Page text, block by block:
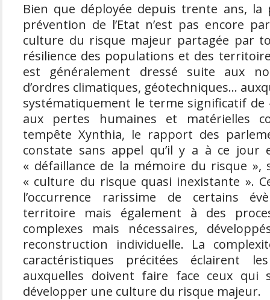
Bien que déployée depuis trente ans,
prévention de l’Etat n’est pas encore
culture du risque majeur partagée par
résilience des populations et des
est généralement dressé suite aux
d’ordres climatiques, géotechniques…
systématiquement le terme significatif de
aux pertes humaines et matérielles
tempête Xynthia, le rapport des
constate sans appel qu’il y a à ce jour
« défaillance de la mémoire du risque »,
« culture du risque quasi inexistante ».
l’occurrence rarissime de certains
territoire mais également à des
complexes mais nécessaires,
reconstruction individuelle. La
caractéristiques précitées éclairent
auxquelles doivent faire face ceux qui
développer une culture du risque majeur.